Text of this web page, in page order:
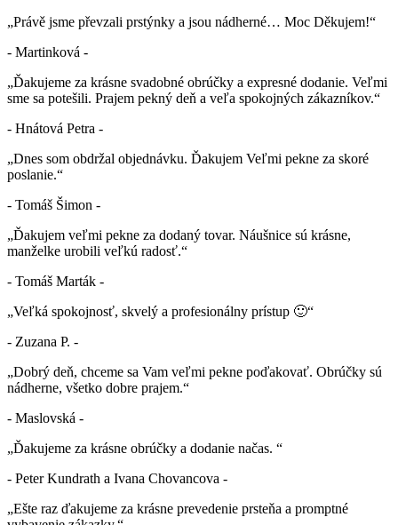
„Právě jsme převzali prstýnky a jsou nádherné… Moc Děkujem!“
- Martinková -
„Ďakujeme za krásne svadobné obrúčky a expresné dodanie. Veľmi
sme sa potešili. Prajem pekný deň a veľa spokojných zákazníkov.“
- Hnátová Petra -
„Dnes som obdržal objednávku. Ďakujem Veľmi pekne za skoré
poslanie.“
- Tomáš Šimon -
„Ďakujem veľmi pekne za dodaný tovar. Náušnice sú krásne,
manželke urobili veľkú radosť.“
- Tomáš Marták -
„Veľká spokojnosť, skvelý a profesionálny prístup 🙂“
- Zuzana P. -
„Dobrý deň, chceme sa Vam veľmi pekne poďakovať. Obrúčky sú
nádherne, všetko dobre prajem.“
- Maslovská -
„Ďakujeme za krásne obrúčky a dodanie načas. “
- Peter Kundrath a Ivana Chovancova -
„Ešte raz ďakujeme za krásne prevedenie prsteňa a promptné